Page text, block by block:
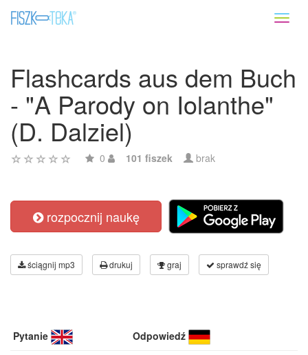
Flashcards aus dem Buch
- "A Parody on Iolanthe"
(D. Dalziel)
0 101 fiszek brak
rozpocznij naukę
ściągnij mp3 drukuj graj sprawdź się
Pytanie Odpowiedź